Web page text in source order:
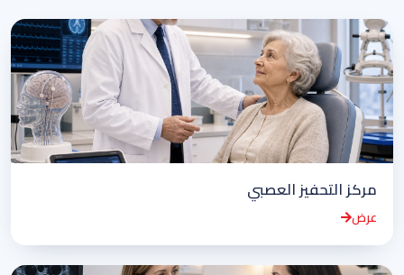
مركز التحفيز العصبي
عرض